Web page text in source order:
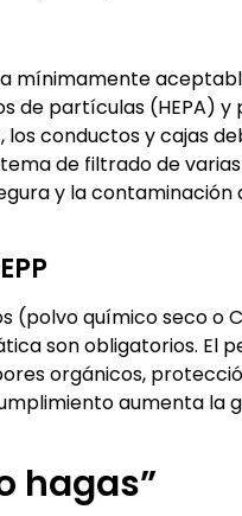
mínimamente
de partículas (HEPA)
conductos y cajas
de filtrado de
y la contaminación
(polvo químico seco o
son obligatorios. El
orgánicos,
aumenta la
hagas”